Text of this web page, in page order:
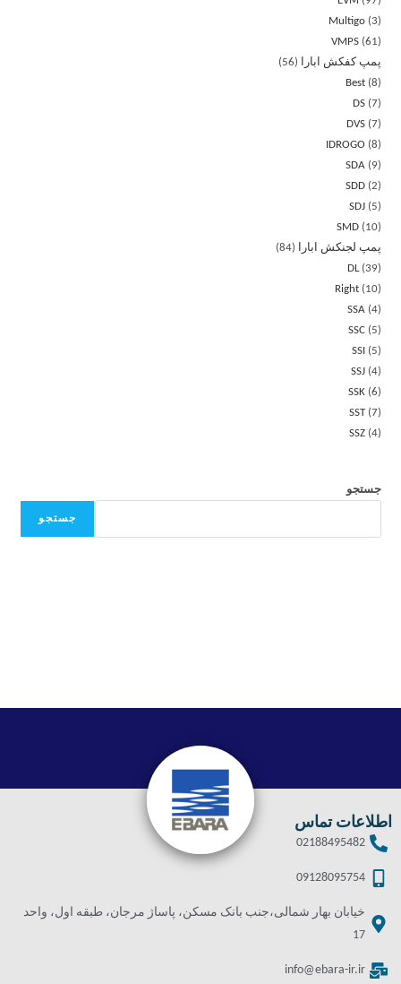
Multigo 3
VMPS 61
پمپ کفکش ابارا
56
Best 8
DS 7
DVS 7
IDROGO
8
SDA
9
SDD 2
SDJ
5
SMD
10
پمپ لجنکش ابارا
84
DL 39
Right
10
SSA 4
SSC
5
SSI
5
SSJ 4
SSK 6
SST 7
SSZ 4
جستجو
جستجو
اطلاعات تماس
02188495482
09128095754
خیابان بهار شمالی،جنب بانک مسکن، پاساژ مرجان، طبقه اول، واحد
17
info@ebara-ir.ir